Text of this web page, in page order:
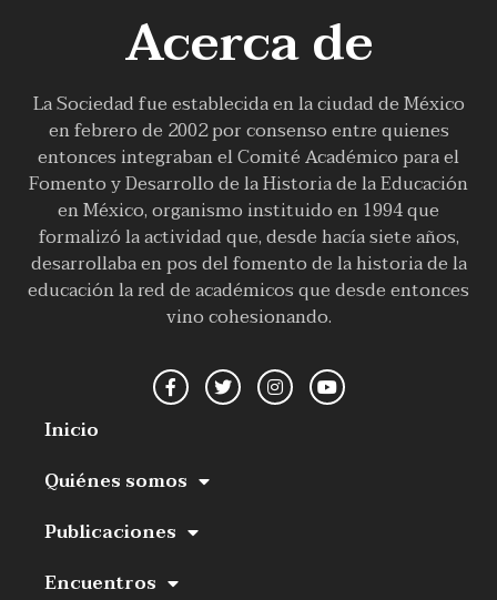
Acerca de
La Sociedad fue establecida en la ciudad de México
en febrero de 2002 por consenso entre quienes
entonces integraban el Comité Académico para el
Fomento y Desarrollo de la Historia de la Educación
en México, organismo instituido en 1994 que
formalizó la actividad que, desde hacía siete años,
desarrollaba en pos del fomento de la historia de la
educación la red de académicos que desde entonces
vino cohesionando.
Inicio
Quiénes somos
Publicaciones
Encuentros